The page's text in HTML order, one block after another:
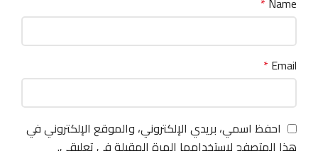
Email
*
احفظ اسمي، بريدي الإلكتروني، والموقع الإلكتروني في